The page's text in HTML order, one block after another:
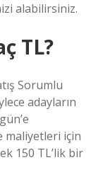
alabilirsiniz.
TL?
Sorumlu
adayların
maliyetleri için
150 TL’lik bir